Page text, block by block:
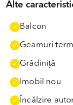
Alte
Balcon
Geamuri
Grădiniţă
Imobil nou
Încălzire